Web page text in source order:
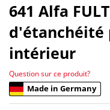
641 Alfa
d'étanchéité
intérieur
Question sur ce produit?
Made in Germany